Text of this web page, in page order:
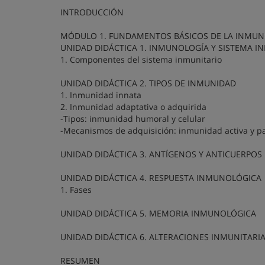
INTRODUCCIÓN
MÓDULO 1. FUNDAMENTOS BÁSICOS DE LA
UNIDAD DIDÁCTICA 1. INMUNOLOGÍA Y SISTEMA
1. Componentes del sistema inmunitario
UNIDAD DIDÁCTICA 2. TIPOS DE INMUNIDAD
1. Inmunidad innata
2. Inmunidad adaptativa o adquirida
-Tipos: inmunidad humoral y celular
-Mecanismos de adquisición: inmunidad activa y
UNIDAD DIDÁCTICA 3. ANTÍGENOS Y ANTICUERPOS
UNIDAD DIDÁCTICA 4. RESPUESTA INMUNOLÓGICA
1. Fases
UNIDAD DIDÁCTICA 5. MEMORIA INMUNOLÓGICA
UNIDAD DIDÁCTICA 6. ALTERACIONES
RESUMEN